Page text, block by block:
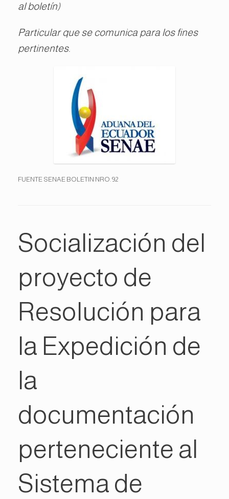
al boletín)
Particular que se comunica para los fines
pertinentes.
FUENTE SENAE BOLETIN NRO. 92
Socialización del
proyecto de
Resolución para
la Expedición de
la
documentación
perteneciente al
Sistema de